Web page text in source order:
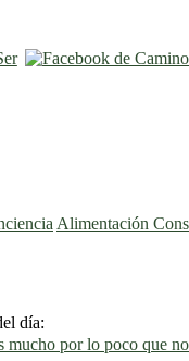
Alimentación
día:
mucho por lo poco que